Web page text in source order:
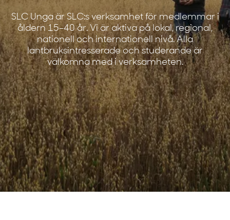
SLC Unga är SLC:s verksamhet för medlemmar i
åldern 15–40 år. Vi är aktiva på lokal, regional,
nationell och internationell nivå. Alla
lantbruksintresserade och studerande är
välkomna med i verksamheten.